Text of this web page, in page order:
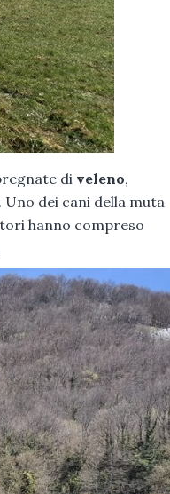
di veleno,
Uno dei cani della muta
hanno compreso